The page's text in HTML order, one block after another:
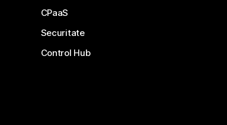
CPaaS
Securitate
Control Hub